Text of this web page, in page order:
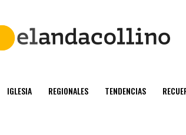
IGLESIA REGIONALES TENDENCIAS